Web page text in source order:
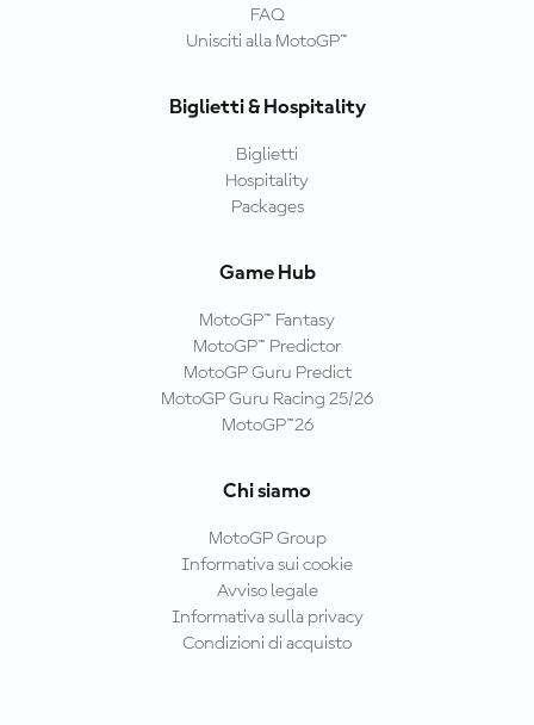
FAQ
Unisciti alla MotoGP™
Biglietti & Hospitality
Biglietti
Hospitality
Packages
Game Hub
MotoGP™ Fantasy
MotoGP™ Predictor
MotoGP Guru Predict
MotoGP Guru Racing 25/26
MotoGP™26
Chi siamo
MotoGP Group
Informativa sui cookie
Avviso legale
Informativa sulla privacy
Condizioni di acquisto